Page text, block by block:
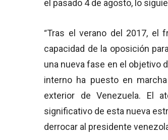
el pasado 4 de agosto, lo
“Tras el verano del 2017, el
capacidad de la oposición
una nueva fase en el objetivo
interno ha puesto en
exterior de Venezuela. El
significativo de esta nueva
derrocar al presidente